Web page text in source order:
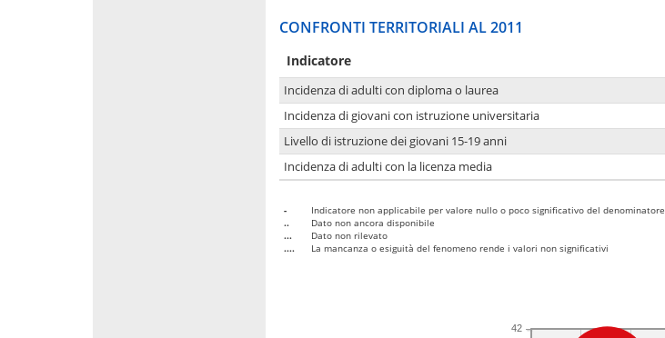
CONFRONTI TERRITORIALI AL 2011
Indicatore
Incidenza di adulti con diploma o laurea
Incidenza di giovani con istruzione universitaria
Livello di istruzione dei giovani 15-19 anni
Incidenza di adulti con la licenza media
-
Indicatore non applicabile per valore nullo o poco significativo del denominatore
..
Dato non ancora disponibile
...
Dato non rilevato
....
La mancanza o esiguità del fenomeno rende i valori non significativi
42